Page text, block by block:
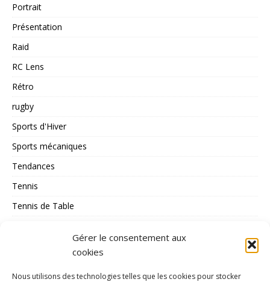
Gérer le consentement aux
cookies
Nous utilisons des technologies telles que les cookies pour stocker
Portrait
Présentation
Raid
RC Lens
Rétro
rugby
Sports d'Hiver
Sports mécaniques
Tendances
Tennis
Tennis de Table